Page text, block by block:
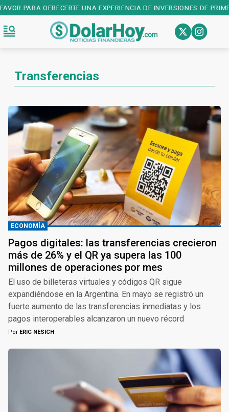
OFRECERTE UNA EXPERIENCIA DE INVERSIONES DE PRIMER
Transferencias
ECONOMÍA
Pagos digitales: las transferencias crecieron
más de 26% y el QR ya supera las 100
millones de operaciones por mes
El uso de billeteras virtuales y códigos QR sigue
expandiéndose en la Argentina. En mayo se registró un
fuerte aumento de las transferencias inmediatas y los
pagos interoperables alcanzaron un nuevo récord
Por ERIC NESICH